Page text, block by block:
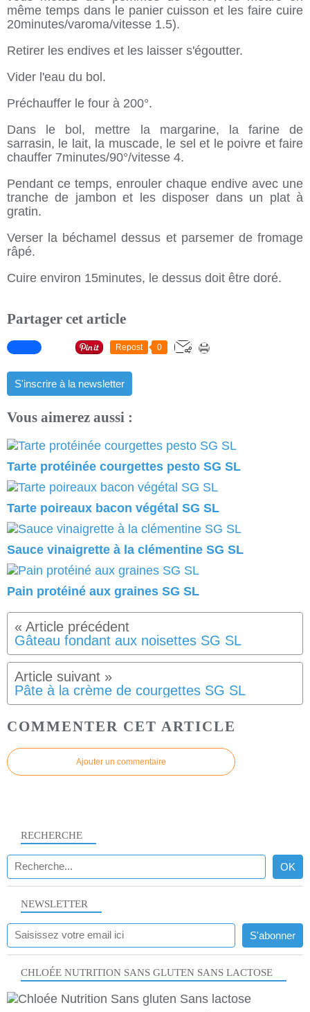
même temps dans le panier cuisson et les faire cuire
20minutes/varoma/vitesse 1.5).
Retirer les endives et les laisser s'égoutter.
Vider l'eau du bol.
Préchauffer le four à 200°.
Dans le bol, mettre la margarine, la farine de
sarrasin, le lait, la muscade, le sel et le poivre et faire
chauffer 7minutes/90°/vitesse 4.
Pendant ce temps, enrouler chaque endive avec une
tranche de jambon et les disposer dans un plat à
gratin.
Verser la béchamel dessus et parsemer de fromage
râpé.
Cuire environ 15minutes, le dessus doit être doré.
Partager cet article
Repost 0
S'inscrire à la newsletter
Vous aimerez aussi :
Tarte protéinée courgettes pesto SG SL
Tarte poireaux bacon végétal SG SL
Sauce vinaigrette à la clémentine SG SL
Pain protéiné aux graines SG SL
Gâteau fondant aux noisettes SG SL
Pâte à la crème de courgettes SG SL
COMMENTER CET ARTICLE
Ajouter un commentaire
NEWSLETTER
RECHERCHE
CHLOÉE NUTRITION SANS GLUTEN SANS LACTOSE